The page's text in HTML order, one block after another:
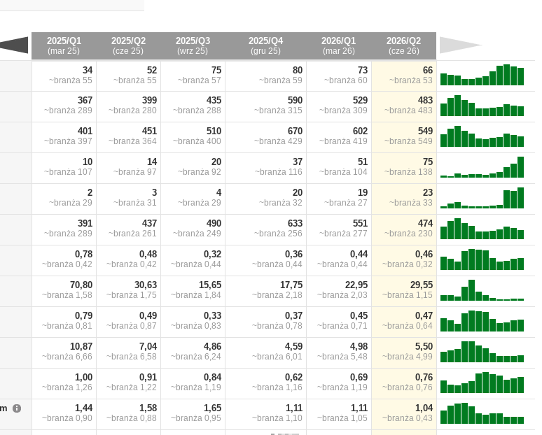
2025/Q1
(mar 25)
2025/Q2
(cze 25)
2025/Q3
(wrz 25)
2025/Q4
(gru 25)
2026/Q1
(mar 26)
2026/Q2
(cze 26)
34
~branża 55
52
~branża 55
75
~branża 57
80
~branża 59
73
~branża 60
66
~branża 53
367
~branża 289
399
~branża 280
435
~branża 288
590
~branża 315
529
~branża 309
483
~branża 483
401
~branża 397
451
~branża 364
510
~branża 400
670
~branża 429
602
~branża 419
549
~branża 549
10
~branża 107
14
~branża 97
20
~branża 92
37
~branża 116
51
~branża 104
75
~branża 138
2
~branża 29
3
~branża 31
4
~branża 29
20
~branża 32
19
~branża 27
23
~branża 33
391
~branża 289
437
~branża 261
490
~branża 249
633
~branża 256
551
~branża 277
474
~branża 230
0,78
~branża 0,42
0,48
~branża 0,42
0,32
~branża 0,44
0,36
~branża 0,44
0,44
~branża 0,44
0,46
~branża 0,32
70,80
~branża 1,58
30,63
~branża 1,75
15,65
~branża 1,84
17,75
~branża 2,18
22,95
~branża 2,03
29,55
~branża 1,15
0,79
~branża 0,81
0,49
~branża 0,87
0,33
~branża 0,83
0,37
~branża 0,78
0,45
~branża 0,71
0,47
~branża 0,64
10,87
~branża 6,66
7,04
~branża 6,58
4,86
~branża 6,24
4,59
~branża 6,01
4,98
~branża 5,48
5,50
~branża 4,99
1,00
~branża 1,26
0,91
~branża 1,22
0,84
~branża 1,19
0,62
~branża 1,16
0,69
~branża 1,19
0,76
~branża 0,76
1,44
~branża 0,90
1,58
~branża 0,88
1,65
~branża 0,95
1,11
~branża 1,10
1,11
~branża 1,05
1,04
~branża 0,43